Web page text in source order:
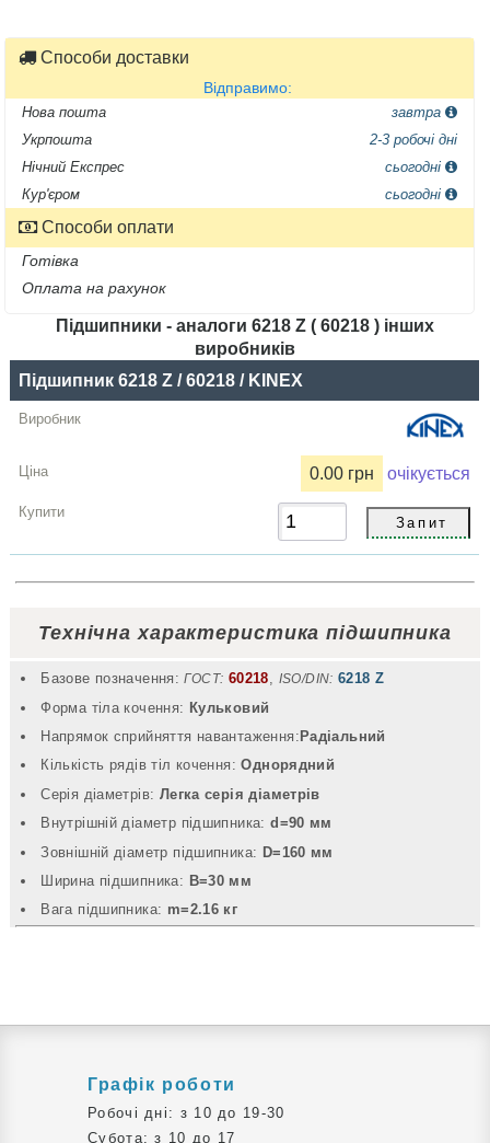
Способи доставки
Відправимо:
Нова пошта
завтра
Укрпошта
2-3 робочі дні
Нічний Експрес
сьогодні
Кур'єром
сьогодні
Способи оплати
Готівка
Оплата на рахунок
Підшипники - аналоги 6218 Z ( 60218 ) інших
виробників
Назва
Виробник
Радіальний
зазор
Ціна,
Купити
Підшипник 6218 Z / 60218 / KINEX
0.00 грн очікується
Технічна характеристика підшипника
Базове позначення: ГОСТ: 60218, ISO/DIN: 6218 Z
Форма тіла кочення: Кульковий
Напрямок сприйняття навантаження: Радіальний
Кількість рядів тіл кочення:Однорядний
Серія діаметрів: Легка серія діаметрів
Внутрішній діаметр підшипника:d=90 мм
Зовнішній діаметр підшипника: D=160 мм
Ширина підшипника: B=30 мм
Вага підшипника: m=2.16 кг
Графік роботи
Робочі дні: з 10 до 19-30
Субота: з 10 до 17